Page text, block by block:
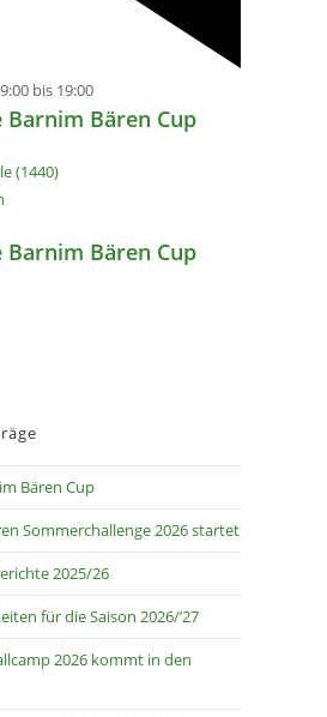
bis 19:00
Barnim Bären Cup
(1440)
Barnim Bären Cup
Bären Cup
Sommerchallenge 2026 startet
2025/26
für die Saison 2026/’27
2026 kommt in den